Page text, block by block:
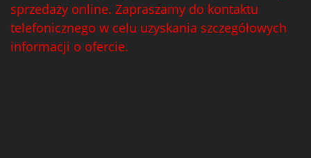
sprzedaży online. Zapraszamy do kontaktu
telefonicznego w celu uzyskania szczegółowych
informacji o ofercie.